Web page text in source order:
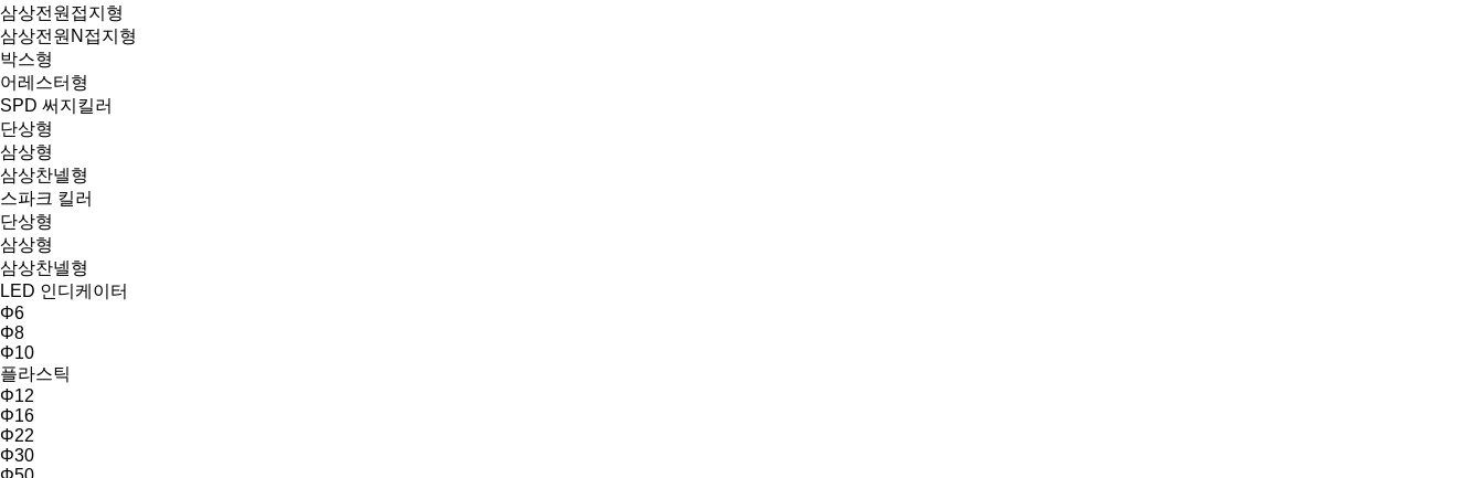
삼상전원접지형
삼상전원N접지형
박스형
어레스터형
SPD 써지킬러
단상형
삼상형
삼상찬넬형
스파크 킬러
단상형
삼상형
삼상찬넬형
LED 인디케이터
Φ6
Φ8
Φ10
플라스틱
Φ12
Φ16
Φ22
Φ30